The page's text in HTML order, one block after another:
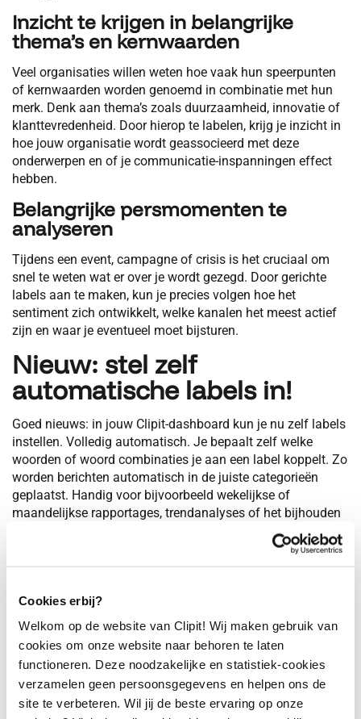
Cookies erbij?
Welkom op de website van Clipit! Wij maken gebruik van
cookies om onze website naar behoren te laten
functioneren. Deze noodzakelijke en statistiek-cookies
verzamelen geen persoonsgegevens en helpen ons de
site te verbeteren. Wil jij de beste ervaring op onze
Inzicht te krijgen in belangrijke
thema’s en kernwaarden
Veel organisaties willen weten hoe vaak hun speerpunten
of kernwaarden worden genoemd in combinatie met hun
merk. Denk aan thema’s zoals duurzaamheid, innovatie of
klanttevredenheid. Door hierop te labelen, krijg je inzicht in
hoe jouw organisatie wordt geassocieerd met deze
onderwerpen en of je communicatie-inspanningen effect
hebben.
Belangrijke persmomenten te
analyseren
Tijdens een event, campagne of crisis is het cruciaal om
snel te weten wat er over je wordt gezegd. Door gerichte
labels aan te maken, kun je precies volgen hoe het
sentiment zich ontwikkelt, welke kanalen het meest actief
zijn en waar je eventueel moet bijsturen.
Nieuw: stel zelf
automatische labels in!
Goed nieuws: in jouw Clipit-dashboard kun je nu zelf labels
instellen. Volledig automatisch. Je bepaalt zelf welke
woorden of woord combinaties je aan een label koppelt. Zo
worden berichten automatisch in de juiste categorieën
geplaatst. Handig voor bijvoorbeeld wekelijkse of
maandelijkse rapportages, trendanalyses of het bijhouden
Voer de woorden of woordcombinaties in die je wilt
Het systeem zorgt er vervolgens voor dat alle
relevante berichten automatisch worden gekoppeld
aan dit label.
Zo heb je altijd een geordend overzicht, zonder dat je alles
handmatig hoeft te filteren.